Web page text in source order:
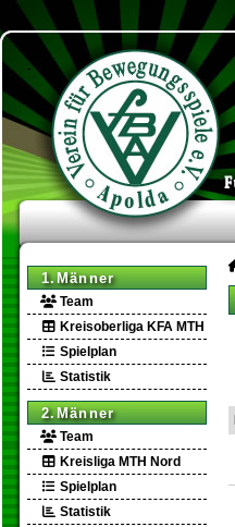
1.Männer
Team
Kreisoberliga KFA MTH
Spielplan
Statistik
2.Männer
Team
Kreisliga MTH Nord
Spielplan
Statistik